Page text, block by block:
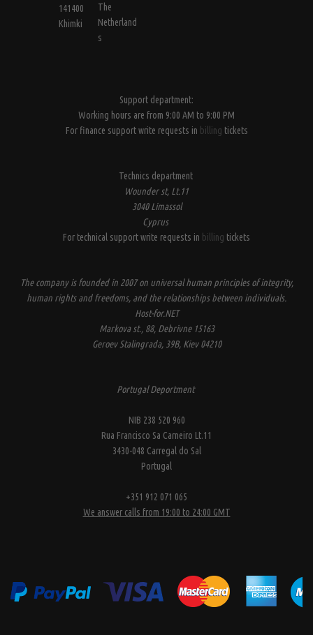
141400
Khimki
The
Netherland
s
Support department:
Working hours are from 9:00 AM to 9:00 PM
For finance support write requests in billing tickets
Technics department
Wounder st, Lt.11
3040 Limassol
Cyprus
For technical support write requests in billing tickets
The company is founded in 2007 on universal human principles of integrity,
human rights and freedoms, and the relationships between individuals.
Host-for.NET
Markova st., 88, Debrivne 15163
Geroev Stalingrada, 39B, Kiev 04210
Portugal Deportment
NIB 238 520 960
Rua Francisco Sa Carneiro Lt.11
3430-048 Carregal do Sal
Portugal
+351 912 071 065
We answer calls from 19:00 to 24:00 GMT